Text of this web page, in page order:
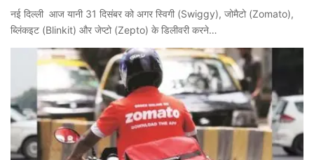
नई दिल्ली आज यानी 31 दिसंबर को अगर स्विगी (Swiggy), जोमैटो (Zomato),
ब्लिंकइट (Blinkit) और जेप्टो (Zepto) के डिलीवरी करने…